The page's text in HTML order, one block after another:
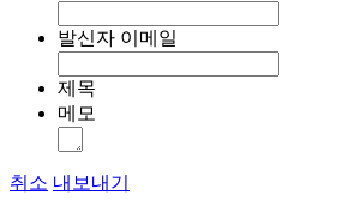
발신자 이메일
제목
메모
취소 내보내기